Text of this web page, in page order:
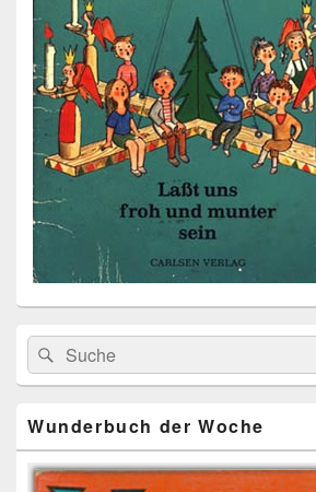
Primärer
Seitenleisten
Widget-
Bereich
Search
for:
Suche
Wunderbuch der Woche